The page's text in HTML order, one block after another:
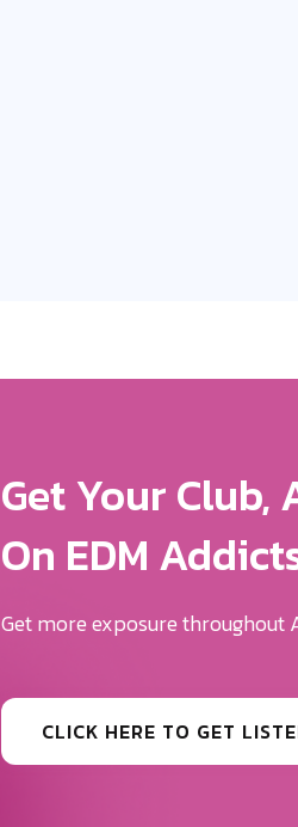
Get More
We Will Help
Your Brand